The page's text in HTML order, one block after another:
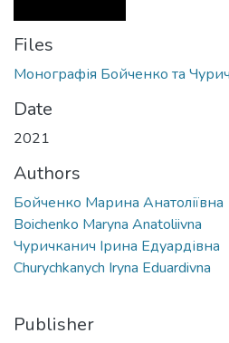
Files
Монографія Бойченко та
Date
2021
Authors
Бойченко Марина Анатоліївна
Boichenko Maryna Anatoliivna
Чуричканич Ірина Едуардівна
Churychkanych Iryna Eduardivna
Publisher